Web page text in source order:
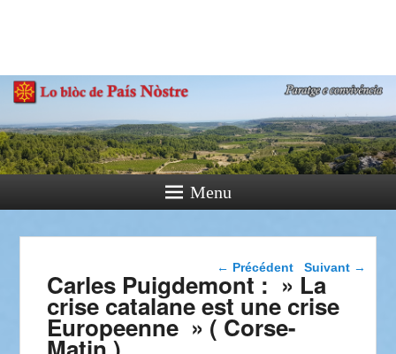
Paratge e Convivència
Menu
Navigation dans les
articles
← Précédent Suivant →
Carles Puigdemont : » La
crise catalane est une crise
Europeenne » ( Corse-